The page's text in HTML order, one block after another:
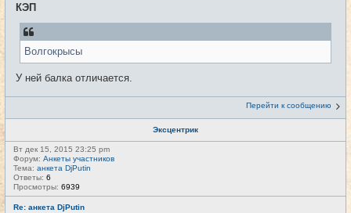
КЭП
Волгокрысы
У ней балка отличается.
Перейти к сообщению
Эксцентрик
Вт дек 15, 2015 23:25 pm
Форум: Анкеты участников
Тема: анкета DjPutin
Ответы: 6
Просмотры: 6939
Re: анкета DjPutin